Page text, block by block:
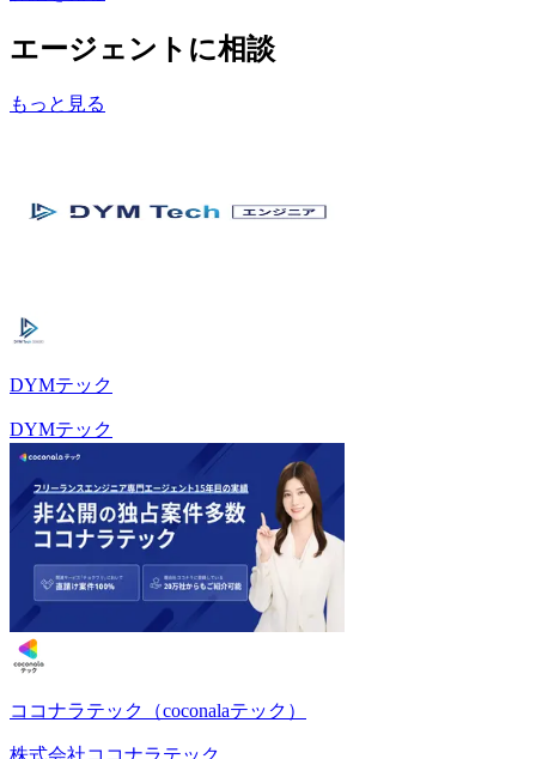
エージェントに相談
もっと見る
DYMテック
DYMテック
ココナラテック（coconalaテック）
株式会社ココナラテック